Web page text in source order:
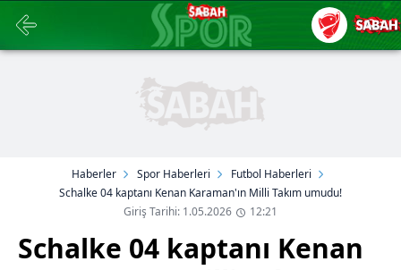
Haberler Spor Haberleri
Futbol Haberleri
Schalke 04 kaptanı Kenan Karaman'ın Milli Takım umudu!
Giriş Tarihi: 1.05.2026
12:21
Schalke 04 kaptanı Kenan